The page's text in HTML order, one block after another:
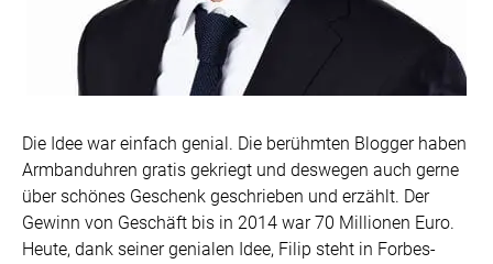
Die Idee war einfach genial. Die berühmten Blogger haben
Armbanduhren gratis gekriegt und deswegen auch gerne
über schönes Geschenk geschrieben und erzählt. Der
Gewinn von Geschäft bis in 2014 war 70 Millionen Euro.
Heute, dank seiner genialen Idee, Filip steht in Forbes-